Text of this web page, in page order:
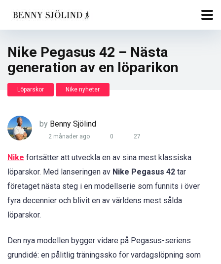
Nike Pegasus 42 – Nästa
generation av en löparikon
Löparskor Nike nyheter
by Benny Sjölind
2 månader ago 0 27
Nike fortsätter att utveckla en av sina mest klassiska
löparskor. Med lanseringen av Nike Pegasus 42 tar
företaget nästa steg i en modellserie som funnits i över
fyra decennier och blivit en av världens mest sålda
löparskor.
Den nya modellen bygger vidare på Pegasus-seriens
grundidé: en pålitlig träningssko för vardagslöpning som